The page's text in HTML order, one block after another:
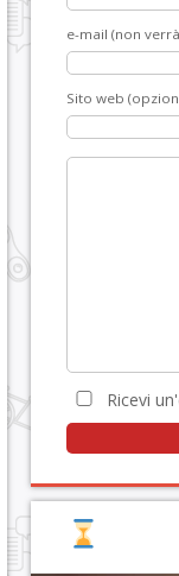
e-mail (non
Sito web
Ricevi